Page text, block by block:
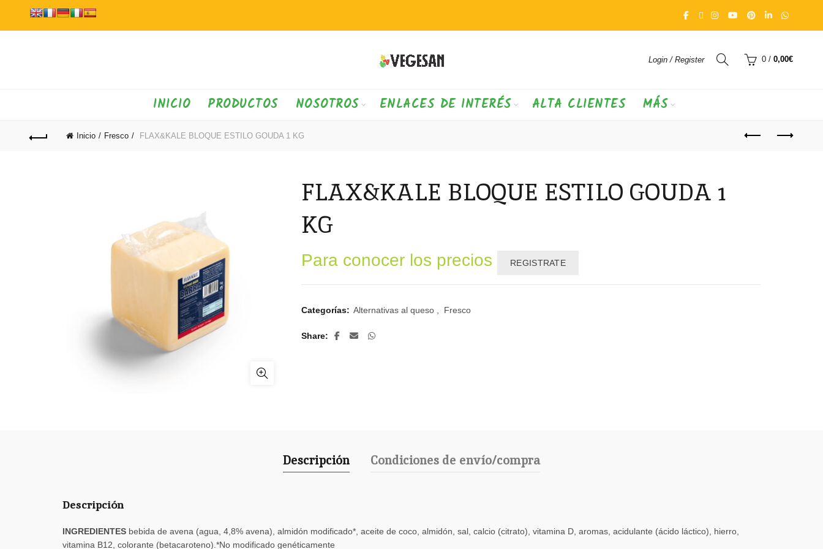
Login / Register 0 / 0,00€
INICIO PRODUCTOS NOSOTROS ENLACES DE INTERÉS ALTA CLIENTES MÁS
Inicio Fresco FLAX&KALE BLOQUE ESTILO GOUDA 1 KG
FLAX&KALE BLOQUE ESTILO GOUDA 1
KG
Para conocer los precios REGISTRATE
Categorías: Alternativas al queso Fresco
Share
Descripción Condiciones de envío/compra
Descripción
INGREDIENTES bebida de avena (agua, 4,8% avena), almidón modificado*, aceite de coco, almidón, sal, calcio (citrato), vitamina D, aromas, acidulante (ácido láctico), hierro,
vitamina B12, colorante (betacaroteno).*No modificado genéticamente